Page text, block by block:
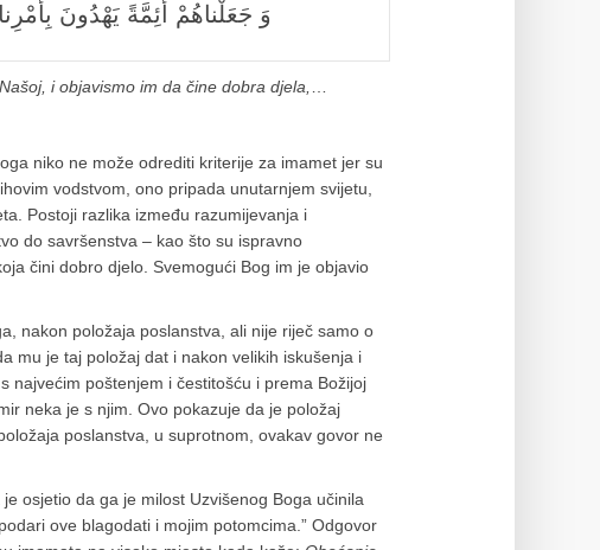
وَ جَعَلْناهُمْ أَئِمَّةً يَهْدُونَ
i objavismo im da čine dobra djela,…
niko ne može odrediti kriterije za imamet jer su
vodstvom, ono pripada unutarnjem svijetu,
Postoji razlika između razumijevanja i
do savršenstva – kao što su ispravno
čini dobro djelo. Svemogući Bog im je objavio
nakon položaja poslanstva, ali nije riječ samo o
mu je taj položaj dat i nakon velikih iskušenja i
najvećim poštenjem i čestitošću i prema Božijoj
neka je s njim. Ovo pokazuje da je položaj
poslanstva, u suprotnom, ovakav govor ne
osjetio da ga je milost Uzvišenog Boga učinila
ove blagodati i mojim potomcima.” Odgovor